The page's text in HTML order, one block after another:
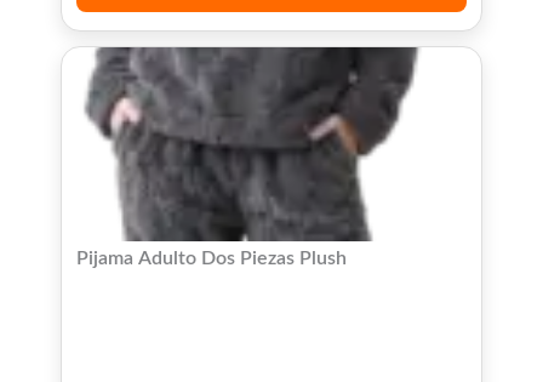
Pijama Adulto Dos Piezas Plush